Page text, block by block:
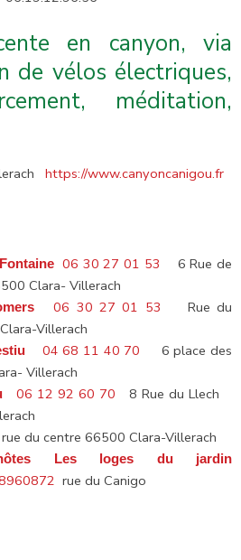
en canyon, via
de vélos électriques,
méditation,
https://www.canyoncanigou.fr
06 30 27 01 53 6 Rue de
Clara- Villerach
06 30 27 01 53 Rue du
Villerach
04 68 11 40 70 6 place des
Villerach
06 12 92 60 70 8 Rue du Llech
du centre 66500 Clara-Villerach
Les loges du jardin
rue du Canigo